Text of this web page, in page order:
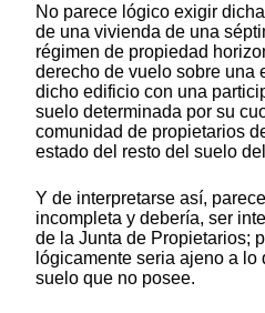
No parece lógico exigir
de una vivienda de una
régimen de propiedad
derecho de vuelo sobre una
dicho edificio con una
suelo determinada por su
comunidad de propietarios
estado del resto del suelo
Y de interpretarse así,
incompleta y debería, ser
de la Junta de Propietarios;
lógicamente seria ajeno a lo
suelo que no posee.